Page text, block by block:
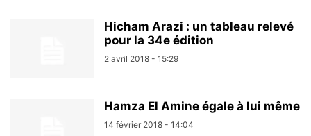
Hicham Arazi : un tableau relevé
pour la 34e édition
2 avril 2018 - 15:29
Hamza El Amine égale à lui même
14 février 2018 - 14:04